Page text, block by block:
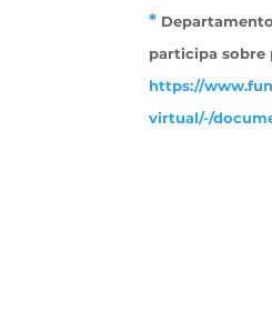
*
participa sobre
https://
virtual/-/